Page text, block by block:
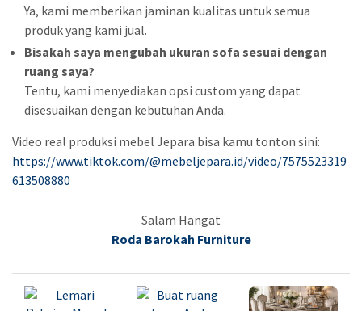
Ya, kami memberikan jaminan kualitas untuk semua
produk yang kami jual.
Bisakah saya mengubah ukuran sofa sesuai dengan
ruang saya?
Tentu, kami menyediakan opsi custom yang dapat
disesuaikan dengan kebutuhan Anda.
Video real produksi mebel Jepara bisa kamu tonton sini:
https://www.tiktok.com/@mebeljepara.id/video/7575523319
613508880
Salam Hangat
Roda Barokah Furniture